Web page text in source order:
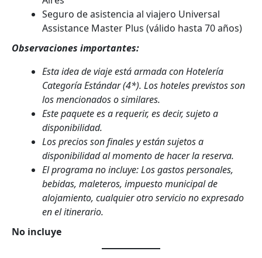
Seguro de asistencia al viajero Universal
Assistance Master Plus (válido hasta 70 años)
Observaciones importantes:
Esta idea de viaje está armada con Hotelería
Categoría Estándar (4*). Los hoteles previstos son
los mencionados o similares.
Este paquete es a requerir, es decir, sujeto a
disponibilidad.
Los precios son finales y están sujetos a
disponibilidad al momento de hacer la reserva.
El programa no incluye: Los gastos personales,
bebidas, maleteros, impuesto municipal de
alojamiento, cualquier otro servicio no expresado
en el itinerario.
No incluye